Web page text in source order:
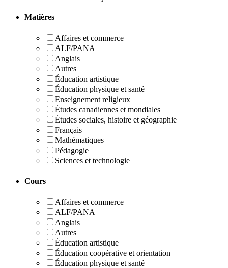
Matières
Affaires et commerce
ALF/PANA
Anglais
Autres
Éducation artistique
Éducation physique et santé
Enseignement religieux
Études canadiennes et mondiales
Études sociales, histoire et géographie
Français
Mathématiques
Pédagogie
Sciences et technologie
Cours
Affaires et commerce
ALF/PANA
Anglais
Autres
Éducation artistique
Éducation coopérative et orientation
Éducation physique et santé